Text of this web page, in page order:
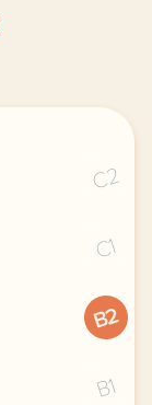
C2
C1
B2
B1